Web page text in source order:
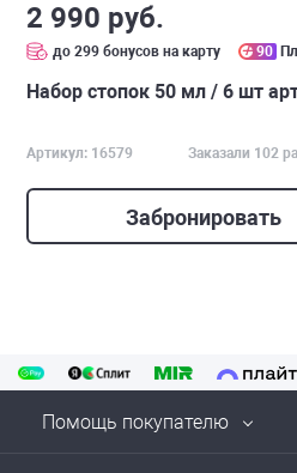
2 990 руб.
до 299 бонусов на карту 90
Набор стопок 50 мл / 6 шт
Артикул: 16579 Заказали 102
Забронировать
Помощь покупателю